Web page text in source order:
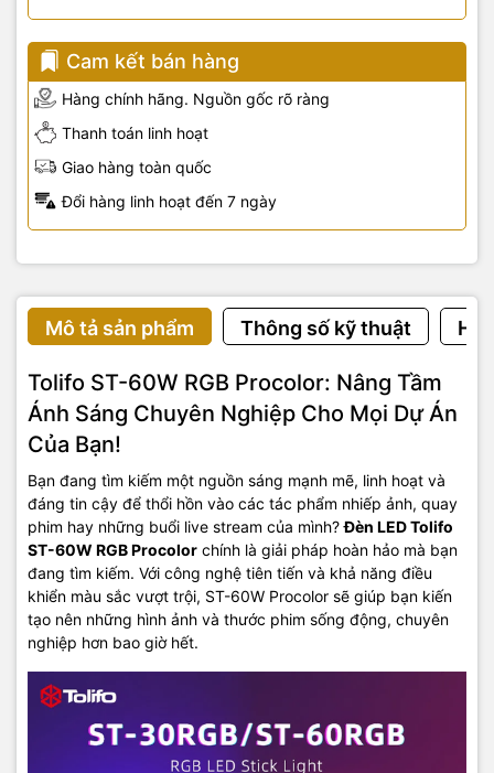
Cam kết bán hàng
Hàng chính hãng. Nguồn gốc rõ ràng
Thanh toán linh hoạt
Giao hàng toàn quốc
Đổi hàng linh hoạt đến 7 ngày
Mô tả sản phẩm Thông số kỹ thuật
Tolifo ST-60W RGB Procolor: Nâng Tầm
Ánh Sáng Chuyên Nghiệp Cho Mọi Dự Án
Của Bạn!
Bạn đang tìm kiếm một nguồn sáng mạnh mẽ, linh hoạt và
đáng tin cậy để thổi hồn vào các tác phẩm nhiếp ảnh, quay
phim hay những buổi live stream của mình?Đèn LED Tolifo
ST-60W RGB Procolor chính là giải pháp hoàn hảo mà bạn
đang tìm kiếm. Với công nghệ tiên tiến và khả năng điều
khiển màu sắc vượt trội, ST-60W Procolor sẽ giúp bạn kiến
tạo nên những hình ảnh và thước phim sống động, chuyên
nghiệp hơn bao giờ hết.